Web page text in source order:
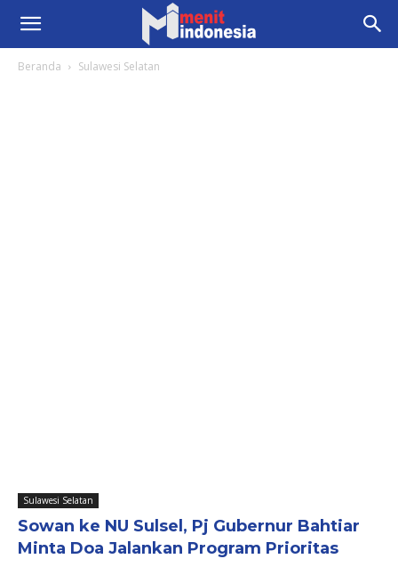
Beranda Sulawesi Selatan
Sulawesi Selatan
Sowan ke NU Sulsel, Pj Gubernur Bahtiar
Minta Doa Jalankan Program Prioritas